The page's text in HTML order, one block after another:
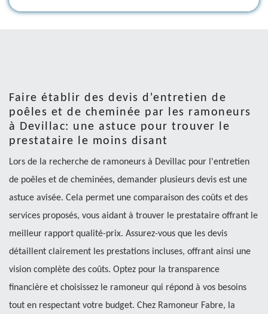
Faire établir des devis d'entretien de
poêles et de cheminée par les ramoneurs
à Devillac: une astuce pour trouver le
prestataire le moins disant
Lors de la recherche de ramoneurs à Devillac pour l'entretien
de poêles et de cheminées, demander plusieurs devis est une
astuce avisée. Cela permet une comparaison des coûts et des
services proposés, vous aidant à trouver le prestataire offrant le
meilleur rapport qualité-prix. Assurez-vous que les devis
détaillent clairement les prestations incluses, offrant ainsi une
vision complète des coûts. Optez pour la transparence
financière et choisissez le ramoneur qui répond à vos besoins
tout en respectant votre budget. Chez Ramoneur Fabre, la